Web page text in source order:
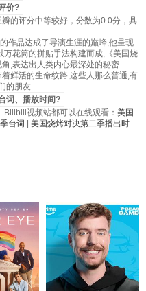
价?
的评分中等较好，分数为0.0分，具
作品达成了导演生涯的巅峰,他呈现
花筒的拼贴手法构建而成,《美国烧
,表达出人类内心最深处的秘密.
鲜活的生命纹路,这些人那么普通,有
的朋友.
词、播放时间?
视频站都可以在线观看： 美国
台词
美国烧烤对决第二季播出时